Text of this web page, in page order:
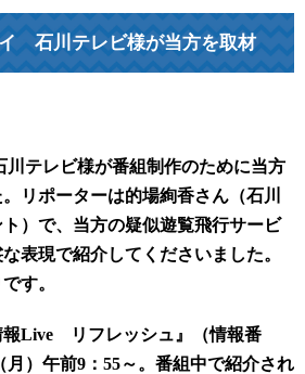
石川テレビ様が当方を取材
川テレビ様が番組制作のために当方
リポーターは的場絢香さん（石川
）で、当方の疑似遊覧飛行サービ
表現で紹介してくださいました。
す。
報Live リフレッシュ』（情報番
月）午前9：55～。番組中で紹介され